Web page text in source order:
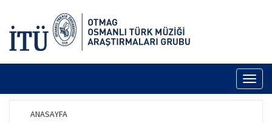
ANASAYFA